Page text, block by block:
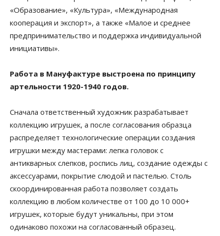
«Образование», «Культура», «Международная
кооперация и экспорт», а также «Малое и среднее
предпринимательство и поддержка индивидуальной
инициативы».
Работа в Мануфактуре выстроена по принципу
артельности 1920-1940 годов.
Сначала ответственный художник разрабатывает
коллекцию игрушек, а после согласования образца
распределяет технологические операции создания
игрушки между мастерами: лепка головок с
антикварных слепков, роспись лиц, создание одежды с
аксессуарами, покрытие слюдой и пастелью. Столь
скоординированная работа позволяет создать
коллекцию в любом количестве от 100 до 10 000+
игрушек, которые будут уникальны, при этом
одинаково похожи на согласованный образец.